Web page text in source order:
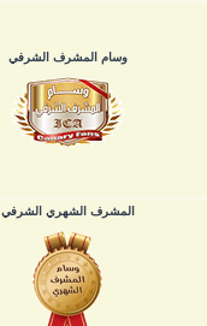
وسام المشرف الشرفي
المشرف الشهري الشرفي